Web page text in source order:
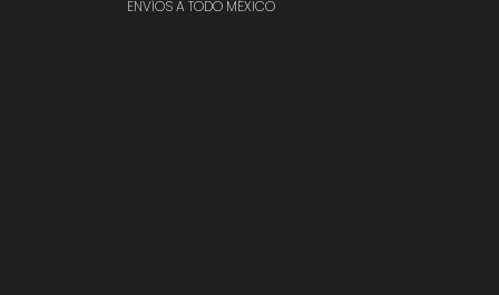
ENVÍOS A TODO MÉXICO